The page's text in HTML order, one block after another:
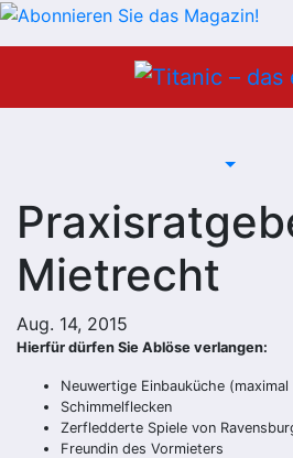
Mietrecht
Aug. 14, 2015
Hierfür dürfen Sie Ablöse verlangen:
Neuwertige Einbauküche
Schimmelflecken
Zerfledderte Spiele von
Freundin des Vormieters